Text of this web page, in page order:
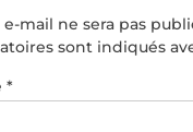
mail ne sera pas
sont indiqués
*